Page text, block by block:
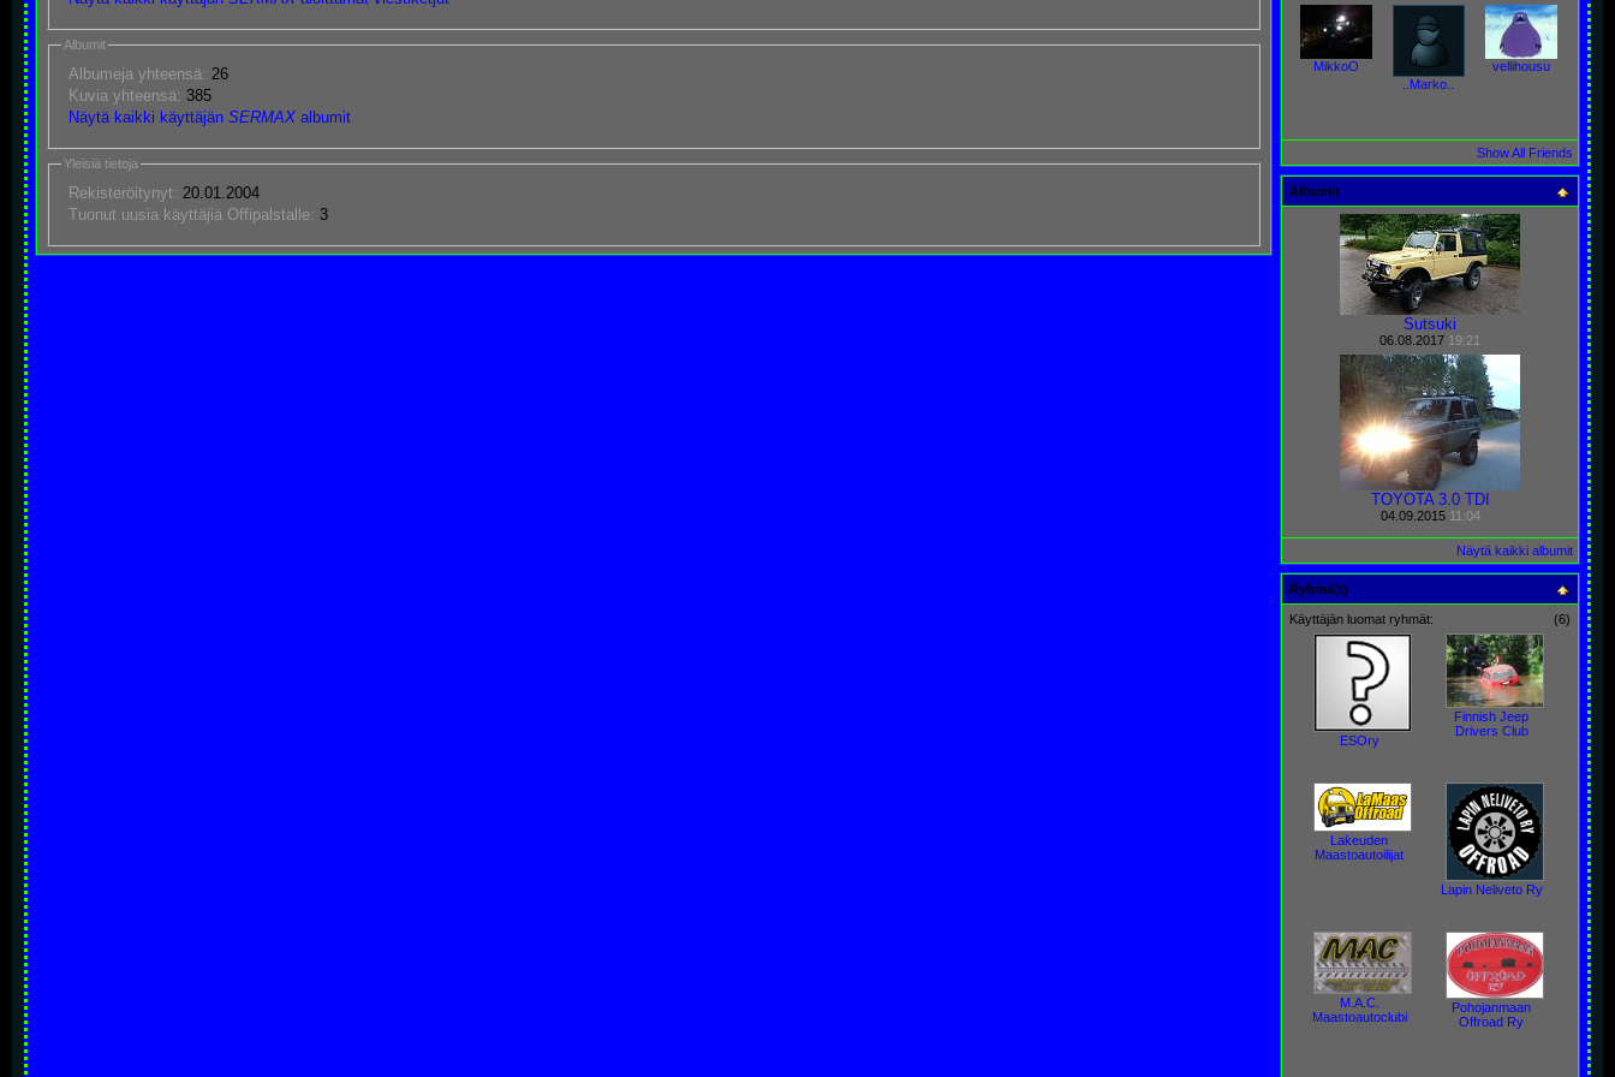
Albumit
Albumeja yhteensä: 26
Kuvia yhteensä: 385
Näytä kaikki käyttäjän SERMAX albumit
Yleisiä tietoja
Rekisteröitynyt: 20.01.2004
Tuonut uusia käyttäjiä Offipalstalle: 3
MikkoO
..Marko..
vellihousu
Show All Friends
Albumit
Sutsuki
06.08.2017 19:21
TOYOTA 3.0 TDI
04.09.2015 11:04
Näytä kaikki albumit
Ryhmä(t)
(6)
Käyttäjän luomat ryhmät:
ESOry
Finnish Jeep
Drivers Club
Lakeuden
Maastoautoilijat
Lapin Neliveto Ry
M.A.C.
Maastoautoclubi
Pohojanmaan
Offroad Ry